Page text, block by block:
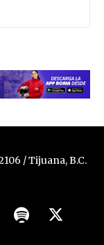
/ Tijuana, B.C.